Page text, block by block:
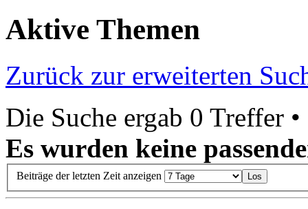
Aktive Themen
Zurück zur erweiterten
Die Suche ergab 0 Treffer
Es wurden keine
Beiträge der letzten Zeit anzeigen